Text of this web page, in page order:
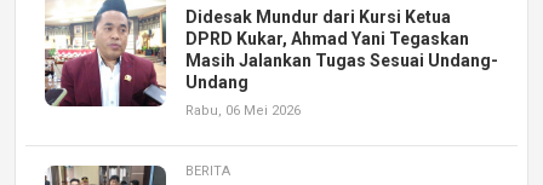
Didesak Mundur dari Kursi Ketua
DPRD Kukar, Ahmad Yani Tegaskan
Masih Jalankan Tugas Sesuai Undang-
Undang
Rabu, 06 Mei 2026
BERITA